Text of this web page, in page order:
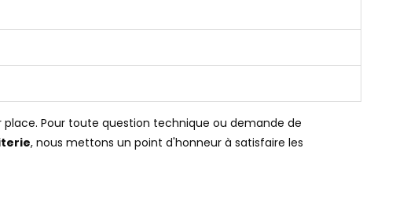
Pour toute question technique ou demande de
, nous mettons un point d'honneur à satisfaire les